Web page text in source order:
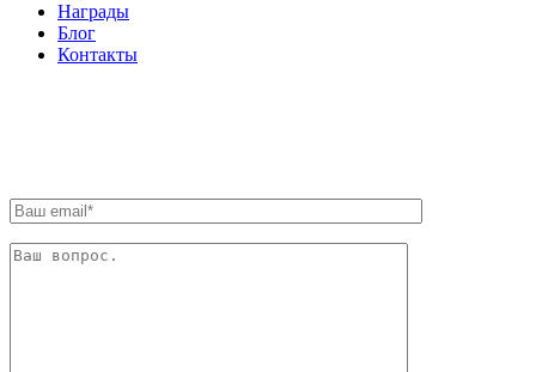
Награды
Блог
Контакты